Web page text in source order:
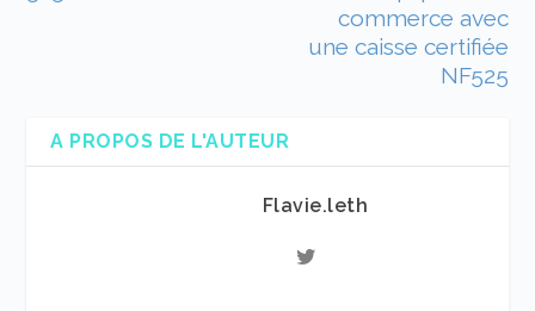
commerce avec
une caisse certifiée
NF525
A PROPOS DE L'AUTEUR
Flavie.leth